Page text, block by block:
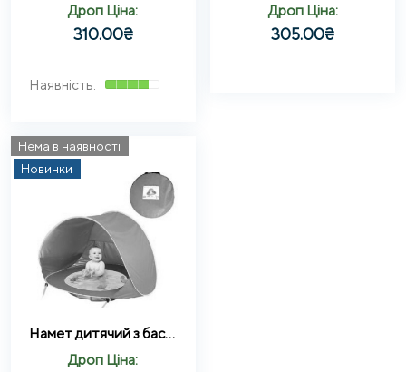
Дроп Ціна:
310.00₴
Дроп Ціна:
305.00₴
Нема в наявності
Новинки
Намет дитячий з басейном автоматичний (WM-BABY POOL)
Дроп Ціна: